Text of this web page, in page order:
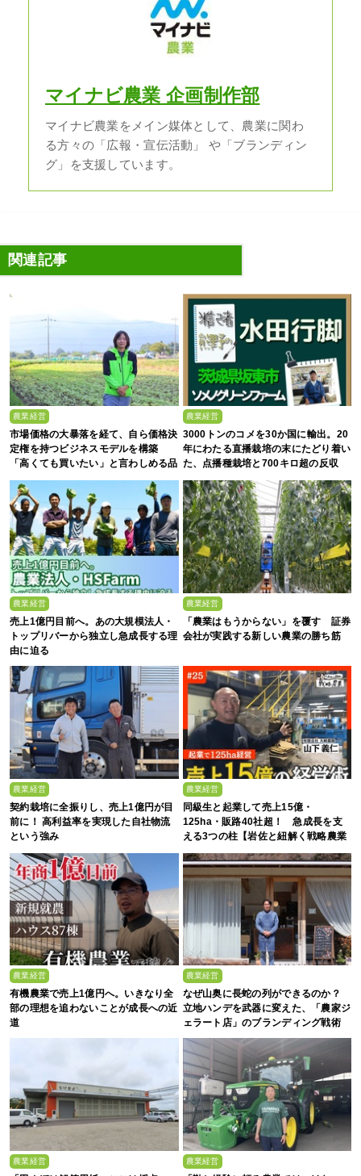
マイナビ農業 企画制作部
マイナビ農業をメイン媒体として、農業に関わ
る方々の「広報・宣伝活動」 や「ブランディン
グ」を支援しています。
関連記事
農業経営
市場価格の大暴落を経て、自ら価格決
定権を持つビジネスモデルを構築
「高くても買いたい」と言わしめる品
質を生み出すのは
農業経営
3000トンのコメを30か国に輸出。20
年にわたる直播栽培の末にたどり着い
た、点播種栽培と700キロ超の反収
農業経営
売上1億円目前へ。あの大規模法人・
トップリバーから独立し急成長する理
由に迫る
農業経営
「農業はもうからない」を覆す 証券
会社が実践する新しい農業の勝ち筋
農業経営
契約栽培に全振りし、売上1億円が目
前に！ 高利益率を実現した自社物流
という強み
農業経営
同級生と起業して売上15億・
125ha・販路40社超！ 急成長を支
える3つの柱【岩佐と紐解く戦略農業
農業経営
有機農業で売上1億円へ。いきなり全
部の理想を追わないことが成長への近
道
農業経営
なぜ山奥に長蛇の列ができるのか？
立地ハンデを武器に変えた、「農家ジ
ェラート店」のブランディング戦術
農業経営 農業経営